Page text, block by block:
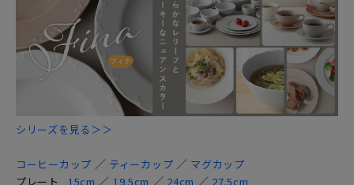
シリーズを見る＞＞
コーヒーカップ ／ ティーカップ ／ マグカップ
プレート
15cm ／ 19.5cm ／ 24cm ／ 27.5cm